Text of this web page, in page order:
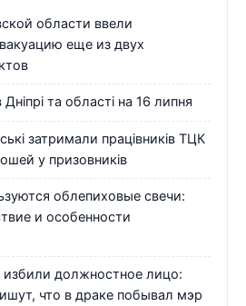
области ввели
еще из двух
та області на 16 липня
затримали працівників ТЦК
у призовників
облепиховые свечи:
и особенности
избили должностное лицо:
что в драке побывал мэр